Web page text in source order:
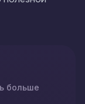
больше